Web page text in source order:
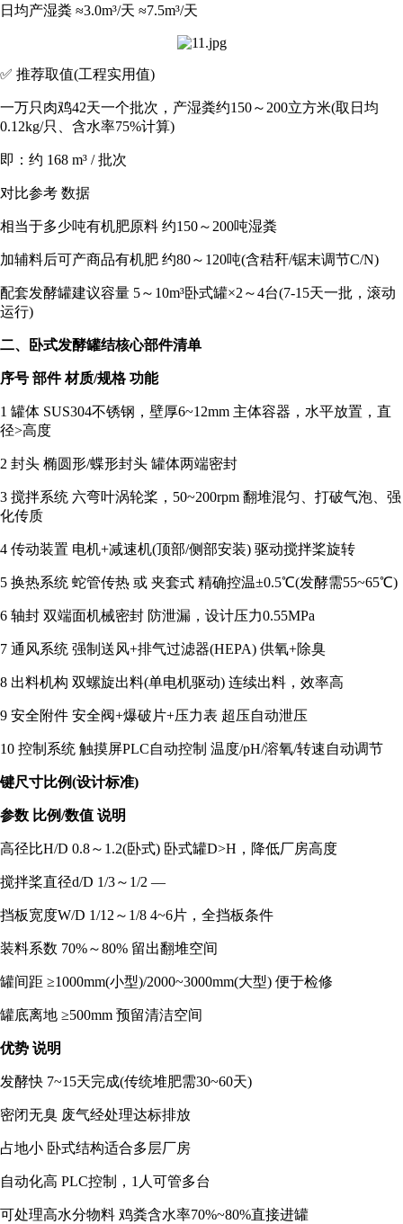
日均产湿粪 ≈3.0m³/天 ≈7.5m³/天
✅ 推荐取值(工程实用值)
一万只肉鸡42天一个批次，产湿粪约150～200立方米(取日均
0.12kg/只、含水率75%计算)
即：约 168 m³ / 批次
对比参考 数据
相当于多少吨有机肥原料 约150～200吨湿粪
加辅料后可产商品有机肥 约80～120吨(含秸秆/锯末调节C/N)
配套发酵罐建议容量 5～10m³卧式罐×2～4台(7-15天一批，滚动
运行)
二、卧式发酵罐结核心部件清单
序号 部件 材质/规格 功能
1 罐体 SUS304不锈钢，壁厚6~12mm 主体容器，水平放置，直
径>高度
2 封头 椭圆形/蝶形封头 罐体两端密封
3 搅拌系统 六弯叶涡轮桨，50~200rpm 翻堆混匀、打破气泡、强
化传质
4 传动装置 电机+减速机(顶部/侧部安装) 驱动搅拌桨旋转
5 换热系统 蛇管传热 或 夹套式 精确控温±0.5℃(发酵需55~65℃)
6 轴封 双端面机械密封 防泄漏，设计压力0.55MPa
7 通风系统 强制送风+排气过滤器(HEPA) 供氧+除臭
8 出料机构 双螺旋出料(单电机驱动) 连续出料，效率高
9 安全附件 安全阀+爆破片+压力表 超压自动泄压
10 控制系统 触摸屏PLC自动控制 温度/pH/溶氧/转速自动调节
键尺寸比例(设计标准)
参数 比例/数值 说明
高径比H/D 0.8～1.2(卧式) 卧式罐D>H，降低厂房高度
搅拌桨直径d/D 1/3～1/2 —
挡板宽度W/D 1/12～1/8 4~6片，全挡板条件
装料系数 70%～80% 留出翻堆空间
罐间距 ≥1000mm(小型)/2000~3000mm(大型) 便于检修
罐底离地 ≥500mm 预留清洁空间
优势 说明
发酵快 7~15天完成(传统堆肥需30~60天)
密闭无臭 废气经处理达标排放
占地小 卧式结构适合多层厂房
自动化高 PLC控制，1人可管多台
可处理高水分物料 鸡粪含水率70%~80%直接进罐